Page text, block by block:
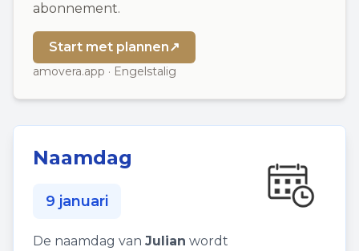
abonnement.
Start met plannen↗
amovera.app · Engelstalig
Naamdag
9 januari
De naamdag van Julian wordt